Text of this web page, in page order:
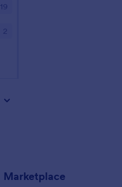
19
2
Marketplace